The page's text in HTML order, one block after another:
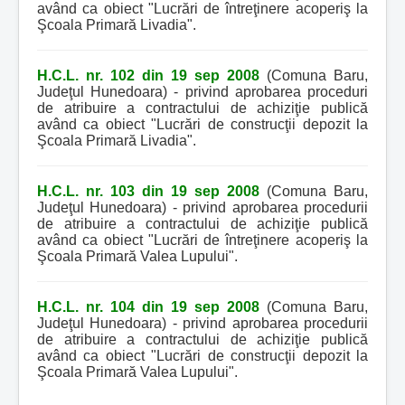
având ca obiect "Lucrări de întreţinere acoperiş la
Şcoala Primară Livadia".
H.C.L. nr. 102 din 19 sep 2008 (Comuna Baru,
Judeţul Hunedoara) - privind aprobarea proceduri
de atribuire a contractului de achiziţie publică
având ca obiect "Lucrări de construcţii depozit la
Şcoala Primară Livadia".
H.C.L. nr. 103 din 19 sep 2008 (Comuna Baru,
Judeţul Hunedoara) - privind aprobarea procedurii
de atribuire a contractului de achiziţie publică
având ca obiect "Lucrări de întreţinere acoperiş la
Şcoala Primară Valea Lupului".
H.C.L. nr. 104 din 19 sep 2008 (Comuna Baru,
Judeţul Hunedoara) - privind aprobarea procedurii
de atribuire a contractului de achiziţie publică
având ca obiect "Lucrări de construcţii depozit la
Şcoala Primară Valea Lupului".